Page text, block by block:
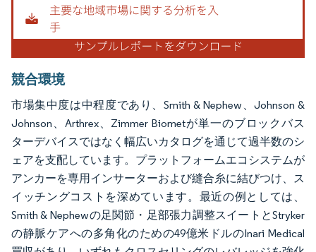
競合環境
市場集中度は中程度であり、Smith & Nephew、Johnson &
Johnson、Arthrex、Zimmer Biometが単一のブロックバス
ターデバイスではなく幅広いカタログを通じて過半数のシ
ェアを支配しています。プラットフォームエコシステムが
アンカーを専用インサーターおよび縫合糸に結びつけ、ス
イッチングコストを深めています。最近の例としては、
Smith & Nephewの足関節・足部張力調整スイートとStryker
の静脈ケアへの多角化のための49億米ドルのInari Medical